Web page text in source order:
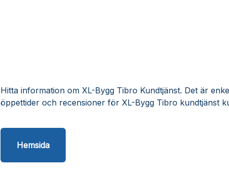
Hitta information om XL-Bygg Tibro Kundtjänst. Det är
öppettider och recensioner för XL-Bygg Tibro kundtjänst
Hemsida